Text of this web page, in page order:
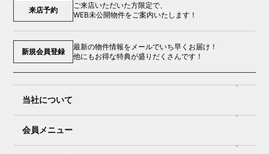
来店予約
ご来店いただいた方限定で、
WEB未公開物件をご案内いたします！
新規会員登録
最新の物件情報をメールでいち早くお届け！
他にもお得な特典が盛りだくさんです！
当社について
会員メニュー